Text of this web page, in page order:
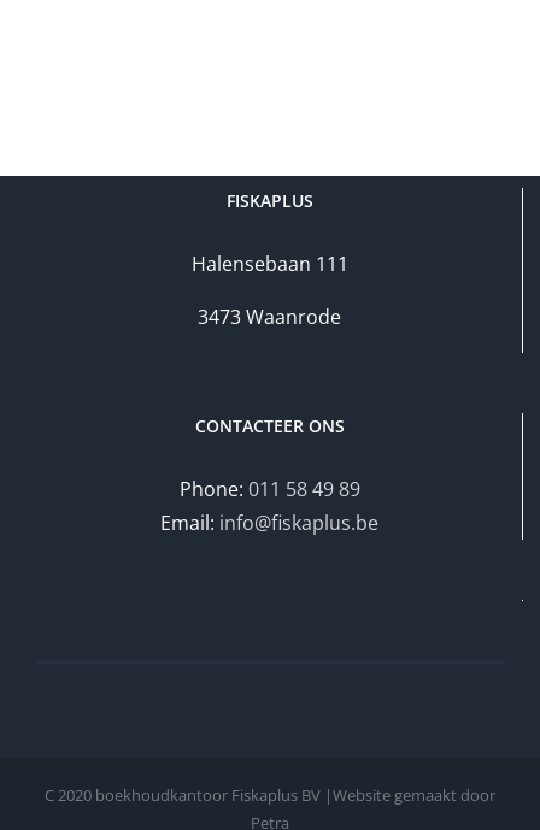
FISKAPLUS
Halensebaan 111
3473 Waanrode
CONTACTEER ONS
Phone: 011 58 49 89
Email: info@fiskaplus.be
C 2020 boekhoudkantoor Fiskaplus BV |Website gemaakt door
Petra